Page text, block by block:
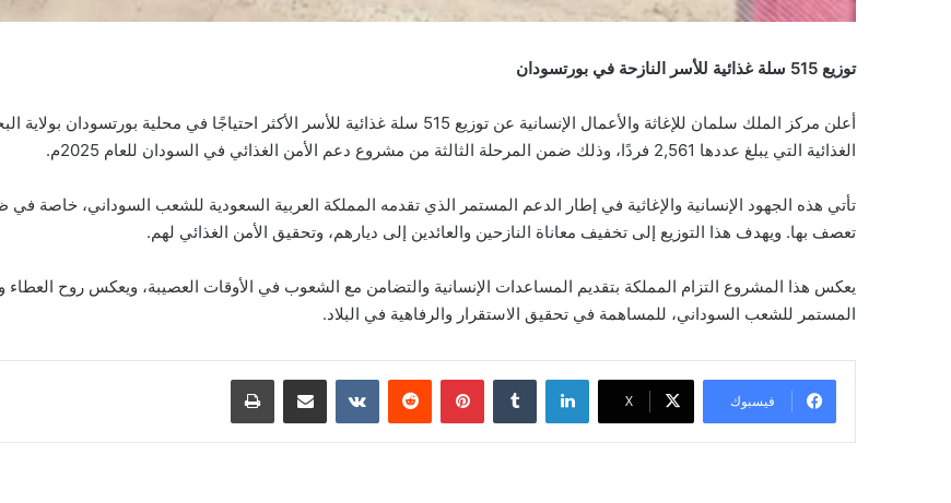
توزيع 515 سلة غذائية للأسر النازحة في بورتسودان
أعلن مركز الملك سلمان للإغاثة والأعمال الإنسانية عن توزيع 515 سلة غذائية للأسر الأكثر
الغذائية التي يبلغ عددها 2,561 فردًا، وذلك ضمن المرحلة الثالثة من مشروع دعم الأمن الغذائي في السودان للعام 2025م.
تأتي هذه الجهود الإنسانية والإغاثية في إطار الدعم المستمر الذي تقدمه المملكة العربية السعودية للشعب السوداني، خاصة في
تعصف بها. ويهدف هذا التوزيع إلى تخفيف معاناة النازحين والعائدين إلى ديارهم، وتحقيق الأمن الغذائي لهم.
يعكس هذا المشروع التزام المملكة بتقديم المساعدات الإنسانية والتضامن مع الشعوب في الأوقات العصيبة، ويعكس روح
المستمر للشعب السوداني، للمساهمة في تحقيق الاستقرار والرفاهية في البلاد.
فيسبوك ‫X
لينكدإن بينتيريست